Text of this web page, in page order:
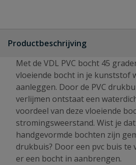
Productbeschrijving
Met de VDL PVC bocht 45
vloeiende bocht in je kunststof
aanleggen. Door de PVC
verlijmen ontstaat een
voordeel van deze vloeiende
stromingsweerstand. Wist je
handgevormde bochten zijn
drukbuis? Door een pvc buis te
er een bocht in aanbrengen.